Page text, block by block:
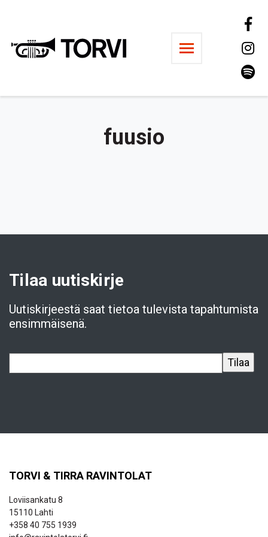
Ravintola Torvi
fuusio
Tilaa uutiskirje
Uutiskirjeestä saat tietoa tulevista tapahtumista
ensimmäisenä.
TORVI & TIRRA RAVINTOLAT
Loviisankatu 8
15110 Lahti
+358 40 755 1939